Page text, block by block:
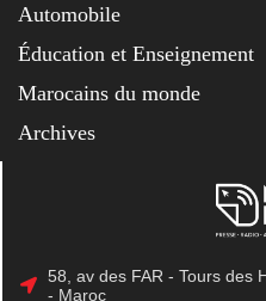
Automobile
Éducation et Enseignement
Marocains du monde
Archives
58, av des FAR - Tours des
- Maroc